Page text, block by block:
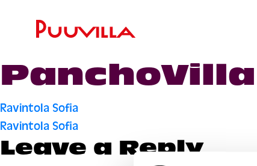
PanchoVilla
Artikkelien
selaus
Ravintola Sofia
Ravintola Sofia
Leave a Reply